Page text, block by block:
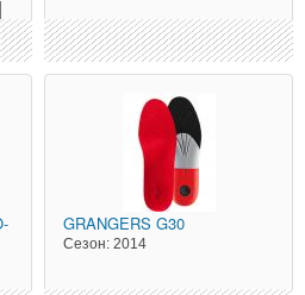
GRANGERS G30
Сезон: 2014